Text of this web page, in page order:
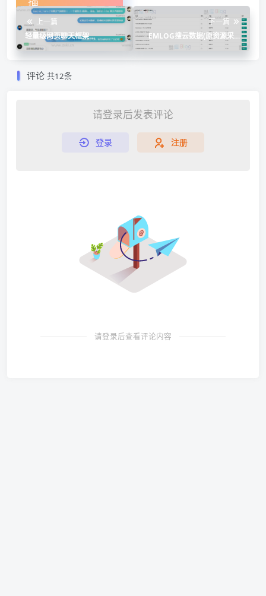
上一篇
轻量级网页聊天框架
LiteWebChat_Frame源码
下一篇
EMLOG搜云数据(原资源采集
插件)自动采集插件
评论 共12条
请登录后发表评论
登录 注册
请登录后查看评论内容